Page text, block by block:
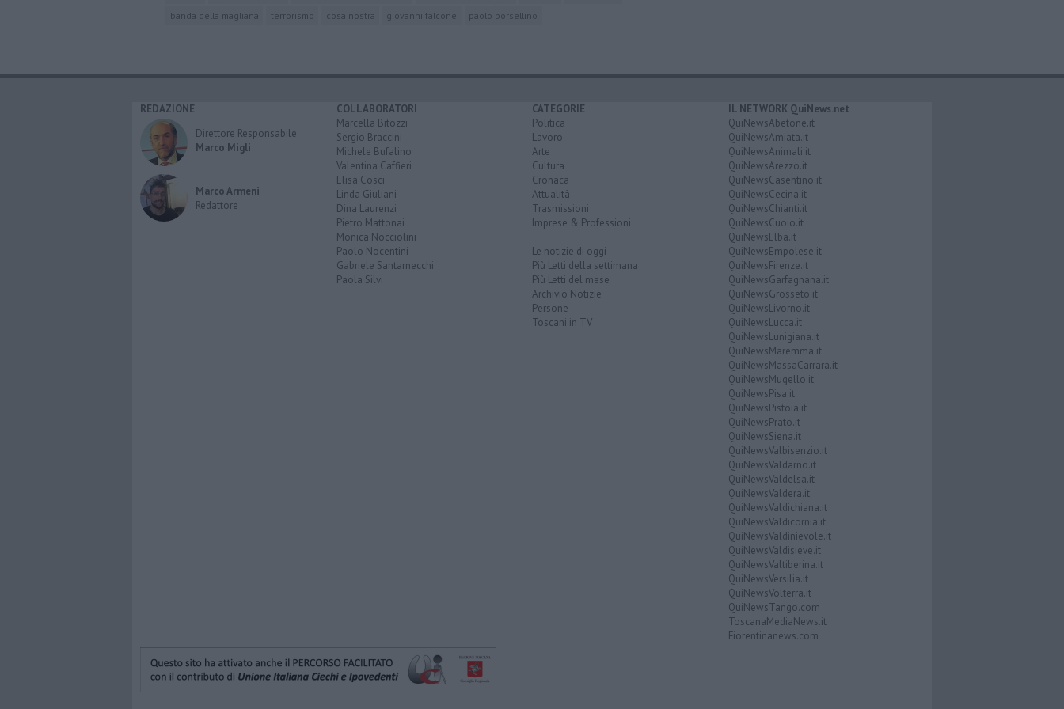
banda della magliana
terrorismo cosa nostra giovanni falcone paolo borsellino
REDAZIONE
Direttore Responsabile
Marco Migli
Marco Armeni
Redattore
COLLABORATORI
Marcella Bitozzi
Sergio Braccini
Michele Bufalino
Valentina Caffieri
Elisa Cosci
Linda Giuliani
Dina Laurenzi
Pietro Mattonai
Monica Nocciolini
Paolo Nocentini
Gabriele Santarnecchi
Paola Silvi
CATEGORIE
Politica
Lavoro
Arte
Cultura
Cronaca
Attualità
Trasmissioni
Imprese & Professioni
Le notizie di oggi
Più Letti della settimana
Più Letti del mese
Archivio Notizie
Persone
Toscani in TV
IL NETWORK QuiNews.net
QuiNewsAbetone.it
QuiNewsAmiata.it
QuiNewsAnimali.it
QuiNewsArezzo.it
QuiNewsCasentino.it
QuiNewsCecina.it
QuiNewsChianti.it
QuiNewsCuoio.it
QuiNewsElba.it
QuiNewsEmpolese.it
QuiNewsFirenze.it
QuiNewsGarfagnana.it
QuiNewsGrosseto.it
QuiNewsLivorno.it
QuiNewsLucca.it
QuiNewsLunigiana.it
QuiNewsMaremma.it
QuiNewsMassaCarrara.it
QuiNewsMugello.it
QuiNewsPisa.it
QuiNewsPistoia.it
QuiNewsPrato.it
QuiNewsSiena.it
QuiNewsValbisenzio.it
QuiNewsValdarno.it
QuiNewsValdelsa.it
QuiNewsValdera.it
QuiNewsValdichiana.it
QuiNewsValdicornia.it
QuiNewsValdinievole.it
QuiNewsValdisieve.it
QuiNewsValtiberina.it
QuiNewsVersilia.it
QuiNewsVolterra.it
QuiNewsTango.com
ToscanaMediaNews.it
Fiorentinanews.com